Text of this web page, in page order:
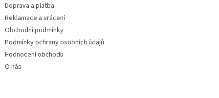
Doprava a platba
Reklamace a vrácení
Obchodní podmínky
Podmínky ochrany osobních údajů
Hodnocení obchodu
O nás